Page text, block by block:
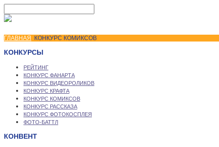
ГЛАВНАЯ КОНКУРС КОМИКСОВ
КОНКУРСЫ
РЕЙТИНГ
КОНКУРС ФАНАРТА
КОНКУРС ВИДЕОРОЛИКОВ
КОНКУРС КРАФТА
КОНКУРС КОМИКСОВ
КОНКУРС РАССКАЗА
КОНКУРС ФОТОКОСПЛЕЯ
ФОТО-БАТТЛ
КОНВЕНТ